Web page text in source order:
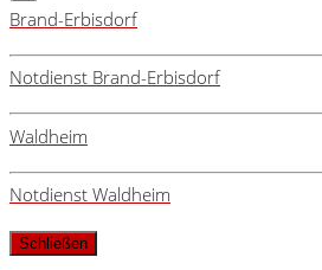
Brand-Erbisdorf
Notdienst Brand-Erbisdorf
Waldheim
Notdienst Waldheim
Schließen